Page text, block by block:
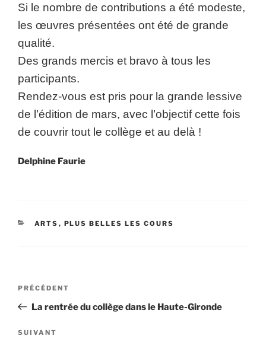
Si le nombre de contributions a été modeste,
les œuvres présentées ont été de grande
qualité.
Des grands mercis et bravo à tous les
participants.
Rendez-vous est pris pour la grande lessive
de l’édition de mars, avec l’objectif cette fois
de couvrir tout le collège et au delà !
Delphine Faurie
CATÉGORIES
ARTS , PLUS BELLES LES COURS
Navigation
l’article
Article
précédent
PRÉCÉDENT
La rentrée du collège dans le Haute-Gironde
Article
SUIVANT